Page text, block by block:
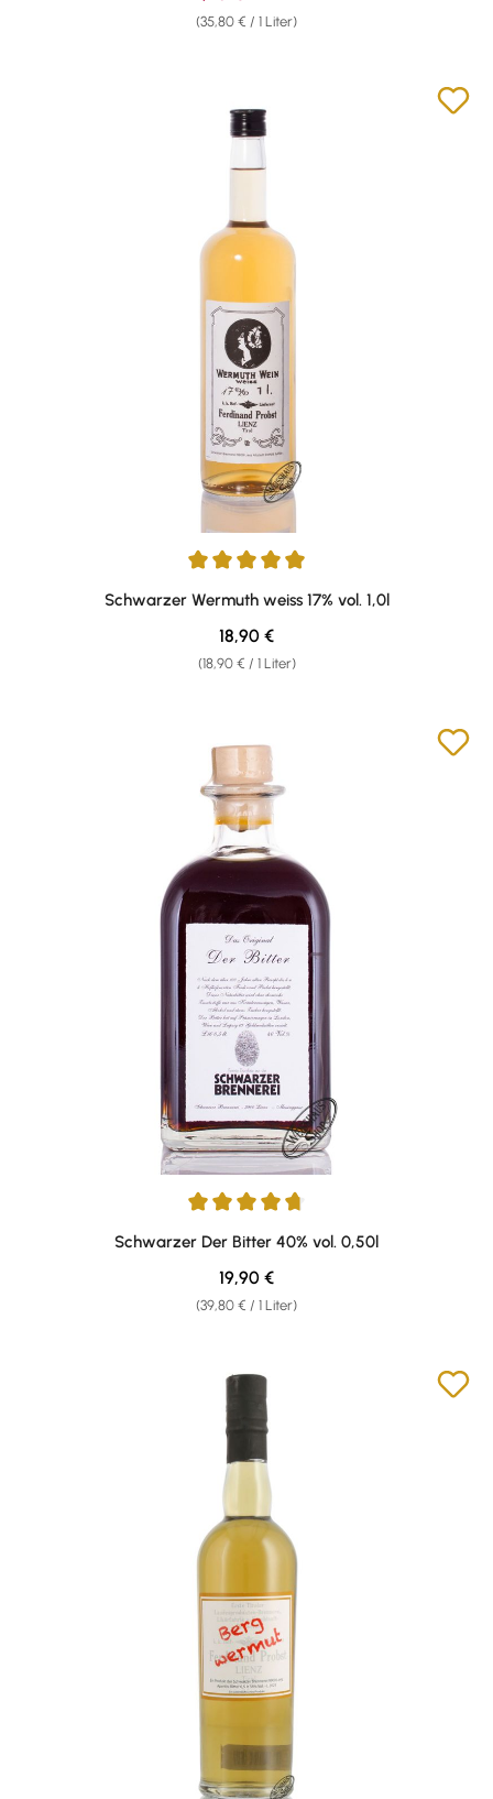
(35,80 € / 1 Liter)
Durchschnittliche Bewertung von 4.95 von 5 Sternen
Schwarzer Wermuth weiss 17% vol. 1,0l
(18,90 € / 1 Liter)
Regulärer Preis:
18,90 €
Durchschnittliche Bewertung von 4.87 von 5 Sternen
Schwarzer Der Bitter 40% vol. 0,50l
(39,80 € / 1 Liter)
Regulärer Preis:
19,90 €